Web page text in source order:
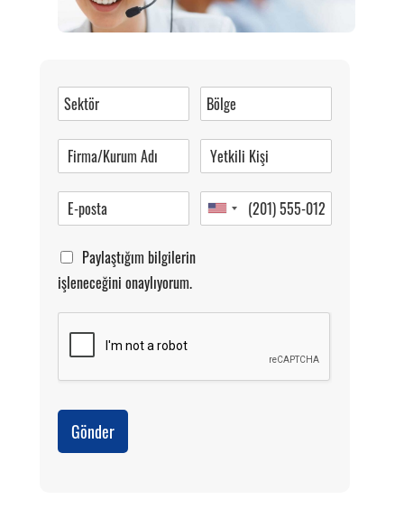
0 (216) 462 49 34
Pazartesi-Cumartesi 09.00-20.00
Paylaştığım bilgilerin
işleneceğini onaylıyorum.
Gönder